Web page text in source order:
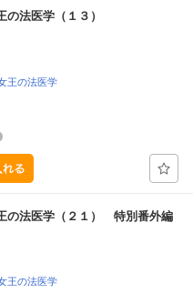
法医学（１３）
王の法医学
の法医学（２１） 特別番外編
王の法医学